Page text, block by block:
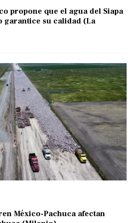
propone que el agua del Siapa
garantice su calidad (La
México-Pachuca afectan